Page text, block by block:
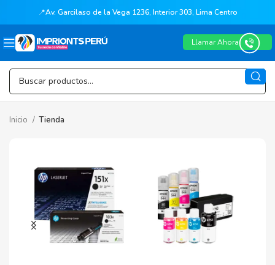
📍Av. Garcilaso de la Vega 1236, Interior 303, Lima Centro
Llamar Ahora
Inicio Tienda